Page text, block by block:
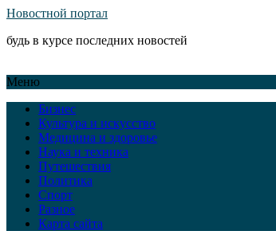
Новостной портал
будь в курсе последних новостей
Меню
Бизнес
Культура и искусство
Медицина и здоровье
Наука и техника
Путешествия
Политика
Спорт
Разное
Карта сайта